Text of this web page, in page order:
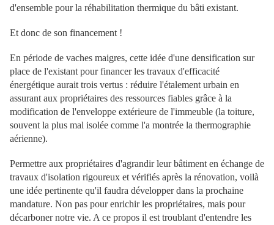
d'ensemble pour la réhabilitation thermique du bâti existant.
Et donc de son financement !
En période de vaches maigres, cette idée d'une densification sur
place de l'existant pour financer les travaux d'efficacité
énergétique aurait trois vertus : réduire l'étalement urbain en
assurant aux propriétaires des ressources fiables grâce à la
modification de l'enveloppe extérieure de l'immeuble (la toiture,
souvent la plus mal isolée comme l'a montrée la thermographie
aérienne).
Permettre aux propriétaires d'agrandir leur bâtiment en échange de
travaux d'isolation rigoureux et vérifiés après la rénovation, voilà
une idée pertinente qu'il faudra développer dans la prochaine
mandature. Non pas pour enrichir les propriétaires, mais pour
décarboner notre vie. A ce propos il est troublant d'entendre les